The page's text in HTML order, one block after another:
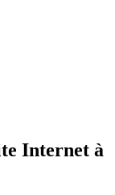
Internet à